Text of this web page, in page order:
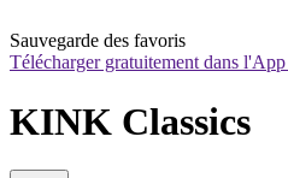
Sauvegarde des favoris
Télécharger gratuitement dans
KINK Classics